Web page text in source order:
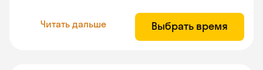
Читать дальше Выбрать время